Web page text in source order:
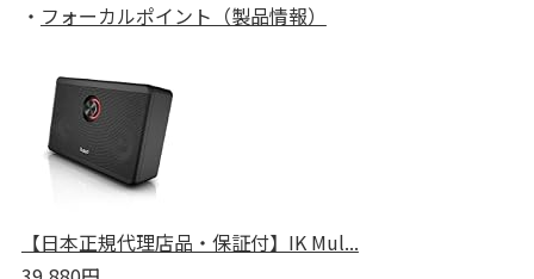
・ フォーカルポイント（製品情報）
【日本正規代理店品・保証付】IK Mul...